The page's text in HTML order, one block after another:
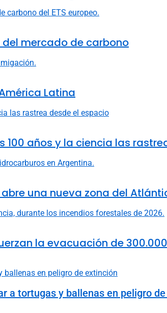
del mercado de carbono
Latina
años y la ciencia las
una nueva zona del
la evacuación de
a tortugas y ballenas en peligro